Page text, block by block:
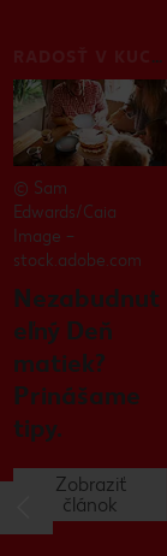
RADOSŤ V KUCHYNI
© Sam
Edwards/Caia
Image –
stock.adobe.com
Nezabudnut
eľný Deň
matiek?
Prinášame
tipy.
Zobraziť
článok